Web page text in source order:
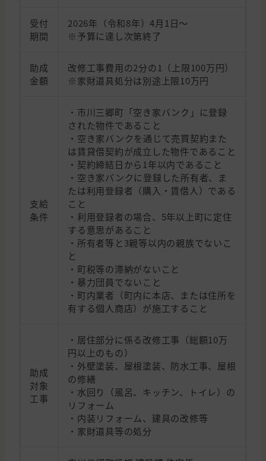
受付
期間
2026年（令和8年）4月1日～
※予算に達し次第終了
助成
金額
改修工事費用の2分の1（上限100万円）
※家財道具処分は別途上限10万円
支給
条件
・市川三郷町「空き家バンク」に登録
された物件であること
・空き家バンクを通じて売買契約また
は賃貸借契約が成立した物件であること
・契約締結日から1年以内であること
・空き家バンクに登録した所有者、ま
たは利用登録者（購入・賃借人）である
こと
・利用登録者の場合、5年以上町に定住
する意思があること
・所有者等と3親等以内の親族でないこ
と
・町税等の滞納がないこと
・暴力団員でないこと
・町内業者（町内に本店、または住所を
有する個人商店）が施工すること
助成
対象
工事
・居住部分に係る改修工事（総額10万
円以上のもの）
・外壁塗装、屋根塗装、防水工事、屋根
の修繕
・水回り（風呂、キッチン、トイレ）の
リフォーム
・内装リフォーム、建具の改修等
・家財道具等の処分